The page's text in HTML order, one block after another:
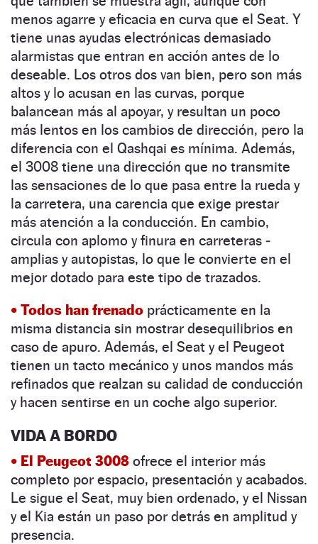
menos agarre y eficacia en curva que el Seat. Y
tiene unas ayudas electrónicas demasiado
alarmistas que entran en acción antes de lo
deseable. Los otros dos van bien, pero son más
altos y lo acusan en las curvas, porque
balancean más al apoyar, y resultan un poco
más lentos en los cambios de dirección, pero la
diferencia con el Qashqai es mínima. Además,
el 3008 tiene una dirección que no transmite
las sensaciones de lo que pasa entre la rueda y
la carretera, una carencia que exige prestar
más atención a la conducción. En cambio,
circula con aplomo y finura en carreteras ­
amplias y autopistas, lo que le convierte en el
mejor dotado para este tipo de trazados.
• Todos han frenado prácticamente en la
misma distancia sin mostrar desequilibrios en
caso de apuro. Además, el Seat y el Peugeot
tienen un tacto mecánico y unos mandos más
refinados que realzan su calidad de conducción
y hacen sentirse en un coche algo superior.
VIDA A BORDO
• El Peugeot 3008 ofrece el interior más
completo por espacio, presentación y acabados.
Le sigue el Seat, muy bien ordenado, y el Nissan
y el Kia están un paso por detrás en amplitud y
presencia.